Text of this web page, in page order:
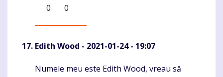
0
0
Edith Wood - 2021-01-24 - 19:07
Komentaras
Numele meu este Edith Wood, vreau să